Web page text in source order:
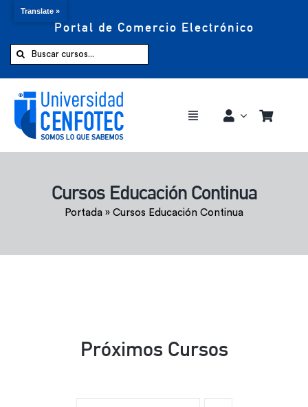
Portal de Comercio Electrónico
Buscar:
Toggle
Comprar ahora
Cursos Educación Continua
Portada » Cursos Educación Continua
Próximos Cursos
Translate »